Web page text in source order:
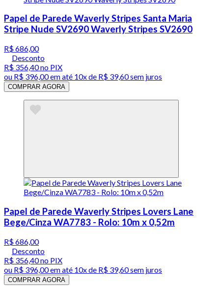
Papel de Parede Waverly Stripes Santa Maria
Stripe Nude SV2690 Waverly Stripes SV2690
R$ 686,00
Desconto
R$ 356,40no PIX
ou R$ 396,00em até 10x de R$ 39,60 sem juros
COMPRAR AGORA
Papel de Parede Waverly Stripes Lovers Lane
Bege/Cinza WA7783 - Rolo: 10m x 0,52m
R$ 686,00
Desconto
R$ 356,40no PIX
ou R$ 396,00em até 10x de R$ 39,60 sem juros
COMPRAR AGORA